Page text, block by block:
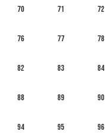
70 71 72
76 77 78
82 83 84
88 89 90
94 95 96